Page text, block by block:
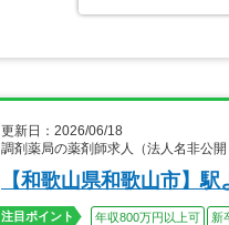
更新日：2026/06/18
調剤薬局の薬剤師求人（法人名非公
【和歌山県和歌山市】
注目ポイント 年収800万円以上可 新